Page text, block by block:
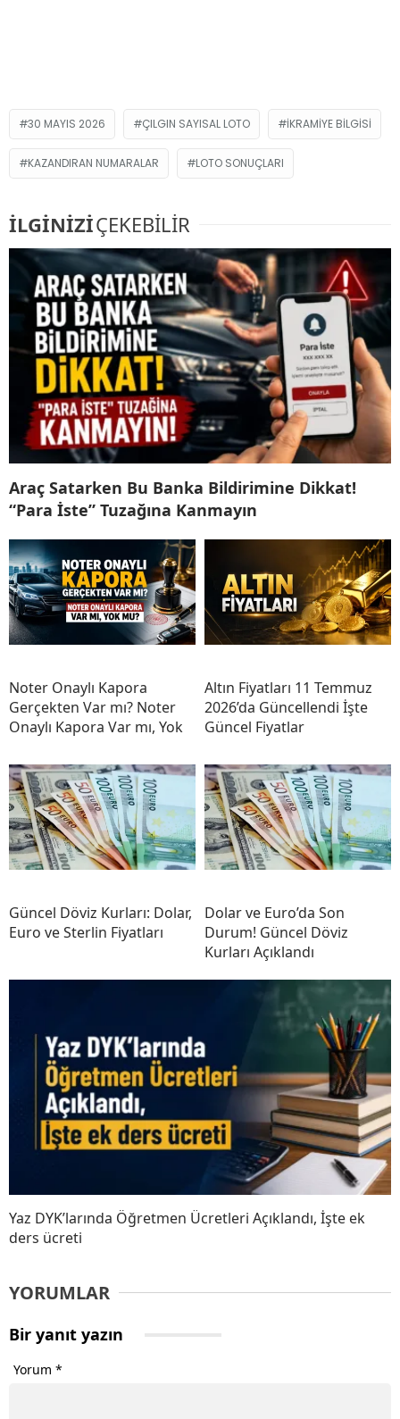
30 MAYIS 2026 ÇILGIN SAYISAL LOTO IKRAMIYE BILGISI
KAZANDIRAN NUMARALAR LOTO SONUÇLARI
İLGİNİZİÇEKEBİLİR
Araç Satarken Bu Banka Bildirimine Dikkat!
“Para İste” Tuzağına Kanmayın
Noter Onaylı Kapora
Gerçekten Var mı? Noter
Onaylı Kapora Var mı, Yok
Altın Fiyatları 11 Temmuz
2026’da Güncellendi İşte
Güncel Fiyatlar
Güncel Döviz Kurları: Dolar,
Euro ve Sterlin Fiyatları
Dolar ve Euro’da Son
Durum! Güncel Döviz
Kurları Açıklandı
Yaz DYK’larında Öğretmen Ücretleri Açıklandı, İşte ek
ders ücreti
YORUMLAR
Bir yanıt yazın
Yorum *